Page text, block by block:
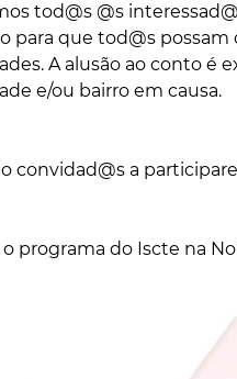
tod@s @s
para que tod@s
A alusão ao conto é
e/ou bairro em causa.
convidad@s a
programa do Iscte na